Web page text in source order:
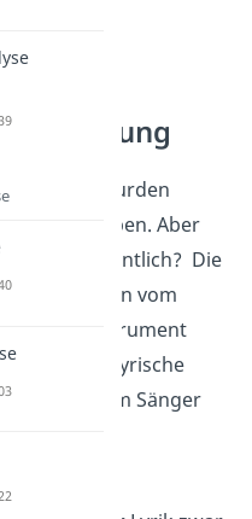
wurden
geschrieben. Aber
Lyrik eigentlich? Die
ihren Namen vom
Saiteninstrument
wurden lyrische
von einem Sänger